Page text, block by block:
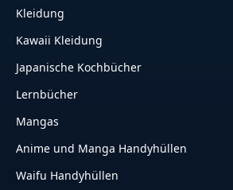
Kleidung
Kawaii Kleidung
Japanische Kochbücher
Lernbücher
Mangas
Anime und Manga Handyhüllen
Waifu Handyhüllen